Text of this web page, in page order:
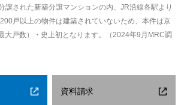
された新築分譲マンションの内、JR沿線各駅より
戸以上の物件は建築されていないため、本件は京
大戸数）・史上初となります。（2024年9月MRC調
資料請求